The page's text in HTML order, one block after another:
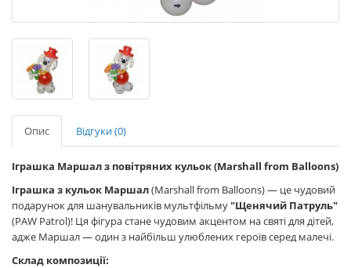
Опис Відгуки (0)
Іграшка Маршал з повітряних кульок (Marshall from Balloons)
Іграшка з кульок Маршал(Marshall from Balloons) — це чудовий
подарунок для шанувальників мультфільму"Щенячий Патруль"
(PAW Patrol)! Ця фігура стане чудовим акцентом на святі для дітей,
адже Маршал — один з найбільш улюблених героїв серед малечі.
Склад композиції: